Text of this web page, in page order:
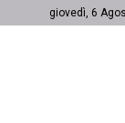
giovedì, 6